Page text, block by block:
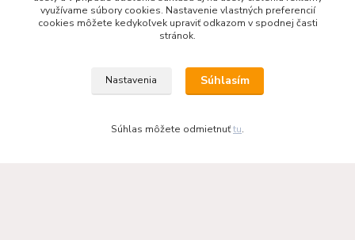
využívame súbory cookies. Nastavenie vlastných preferencií
cookies môžete kedykoľvek upraviť odkazom v spodnej časti
stránok.
Nastavenia Súhlasím
Súhlas môžete odmietnuťtu.